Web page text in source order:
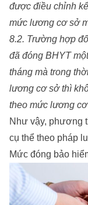
được điều chỉnh
mức lương cơ sở
8.2. Trường hợp
đã đóng BHYT
tháng mà trong
lương cơ sở thì
theo mức lương
Như vậy, phương
cụ thể theo pháp
Mức đóng bảo